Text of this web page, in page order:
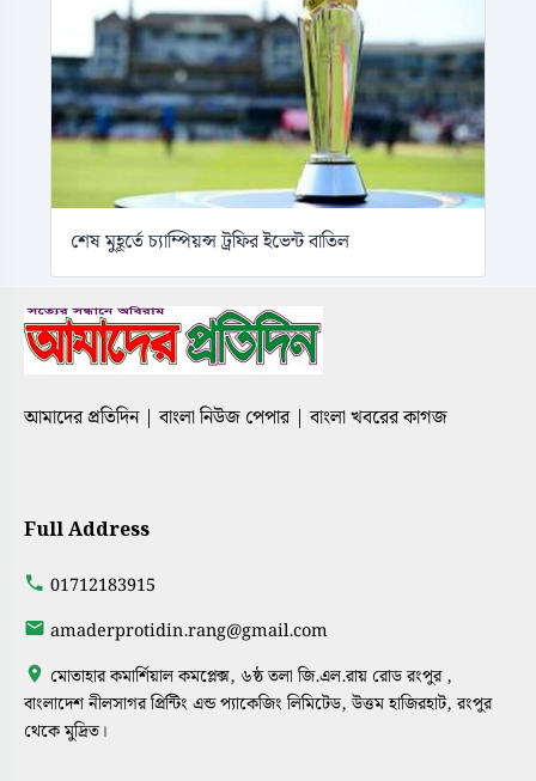
শেষ মুহূর্তে চ্যাম্পিয়ন্স ট্রফির ইভেন্ট বাতিল
আমাদের প্রতিদিন | বাংলা নিউজ পেপার | বাংলা খবরের কাগজ
Full Address
01712183915
amaderprotidin.rang@gmail.com
মোতাহার কমার্শিয়াল কমপ্লেক্স, ৬ষ্ঠ তলা জি.এল.রায় রোড রংপুর ,
বাংলাদেশ নীলসাগর প্রিন্টিং এন্ড প্যাকেজিং লিমিটেড, উত্তম হাজিরহাট, রংপুর
থেকে মুদ্রিত।